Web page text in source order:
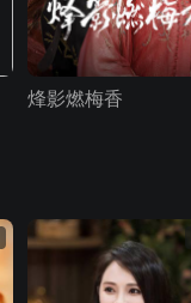
烽影燃梅香